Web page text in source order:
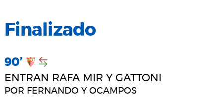
Finalizado
90’
ENTRAN RAFA MIR Y GATTONI
POR FERNANDO Y OCAMPOS